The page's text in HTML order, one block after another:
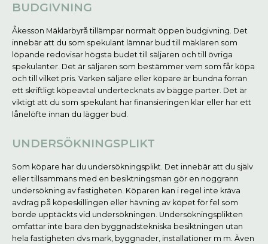
BUDGIVNING
Åkesson Mäklarbyrå tillämpar normalt öppen budgivning. Det
innebär att du som spekulant lämnar bud till mäklaren som
löpande redovisar högsta budet till säljaren och till övriga
spekulanter. Det är säljaren som bestämmer vem som får köpa
och till vilket pris. Varken säljare eller köpare är bundna förrän
ett skriftligt köpeavtal undertecknats av bägge parter. Det är
viktigt att du som spekulant har finansieringen klar eller har ett
lånelöfte innan du lägger bud.
UNDERSÖKNINGSPLIKT
Som köpare har du undersökningsplikt. Det innebär att du själv
eller tillsammans med en besiktningsman gör en noggrann
undersökning av fastigheten. Köparen kan i regel inte kräva
avdrag på köpeskillingen eller hävning av köpet för fel som
borde upptäckts vid undersökningen. Undersökningsplikten
omfattar inte bara den byggnadstekniska besiktningen utan
hela fastigheten dvs mark, byggnader, installationer m m. Även